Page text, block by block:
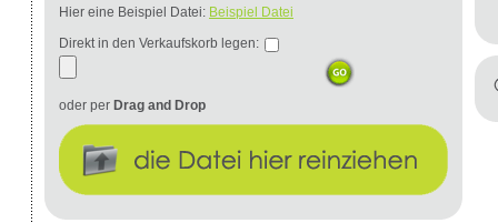
Hier eine Beispiel Datei: Beispiel Datei
Direkt in den Verkaufskorb legen:
oder per Drag and Drop